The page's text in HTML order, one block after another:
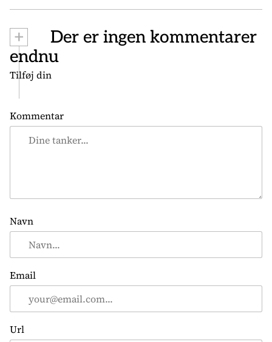
g
s
n
a
v
g
a
+
Der er ingen kommentarer
endnu
Tilføj din
Kommentar
Navn
Email
Url